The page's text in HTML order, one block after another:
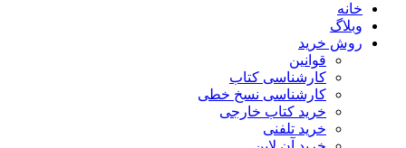
خانه
وبلاگ
روش خرید
قوانین
کارشناسی کتاب
کارشناسی نسخ خطی
خرید کتاب خارجی
خرید تلفنی